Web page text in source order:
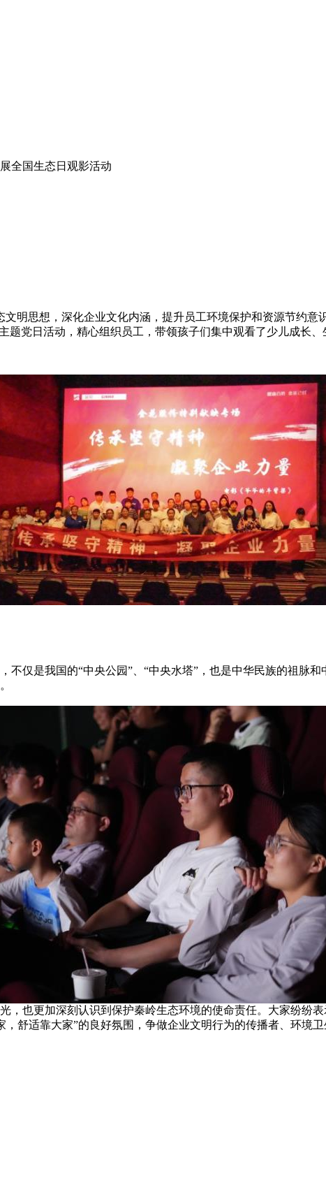
全国生态日观影活动
想，深化企业文化内涵，提升员工环境保护和资源节约意识
党日活动，精心组织员工，带领孩子们集中观看了少儿成长
，不仅是我国的“中央公园”、“中央水塔”，也是中华民族的
，也更加深刻认识到保护秦岭生态环境的使命责任。大家纷纷表示
舒适靠大家”的良好氛围，争做企业文明行为的传播者、环境